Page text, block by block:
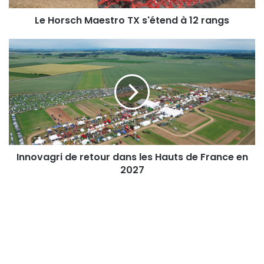
Le Horsch Maestro TX s'étend à 12 rangs
Innovagri
de
retour
dans
les
Hauts
de
France
en
2027
Innovagri de retour dans les Hauts de France en
2027